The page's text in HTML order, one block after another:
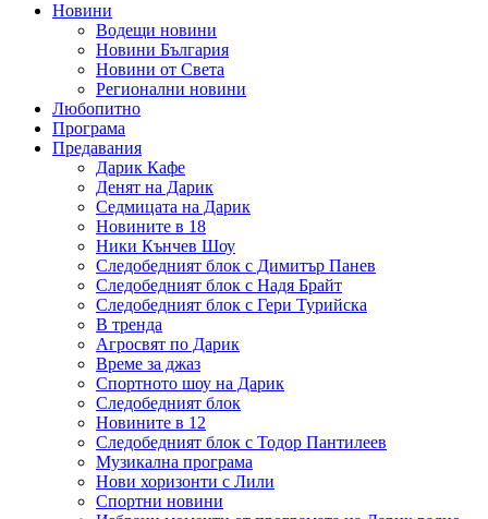
Новини
Водещи новини
Новини България
Новини от Света
Регионални новини
Любопитно
Програма
Предавания
Дарик Кафе
Денят на Дарик
Седмицата на Дарик
Новините в 18
Ники Кънчев Шоу
Следобедният блок с Димитър Панев
Следобедният блок с Надя Брайт
Следобедният блок с Гери Турийска
В тренда
Агросвят по Дарик
Време за джаз
Спортното шоу на Дарик
Следобедният блок
Новините в 12
Следобедният блок с Тодор Пантилеев
Музикална програма
Нови хоризонти с Лили
Спортни новини